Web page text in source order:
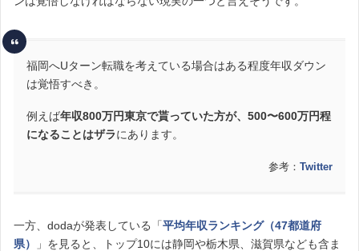
福岡へUターン転職を考えている場合はある程度年収ダウン
は覚悟すべき。
例えば年収800万円東京で貰っていた方が、500〜600万円程
になることはザラにあります。
参考： Twitter
一方、dodaが発表している「平均年収ランキング（47都道府
県）
」を見ると、トップ10には静岡や栃木県、滋賀県なども含ま